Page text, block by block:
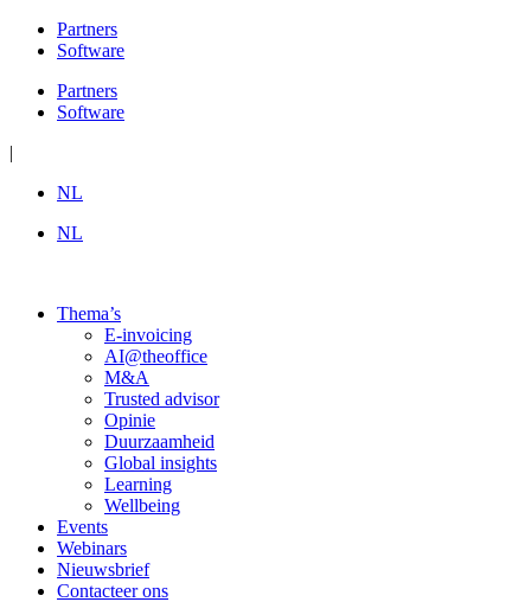
naar
inhoud
Partners
Software
Partners
Software
|
NL
NL
Thema’s
E-invoicing
AI@theoffice
M&A
Trusted advisor
Opinie
Duurzaamheid
Global insights
Learning
Wellbeing
Events
Webinars
Nieuwsbrief
Contacteer ons